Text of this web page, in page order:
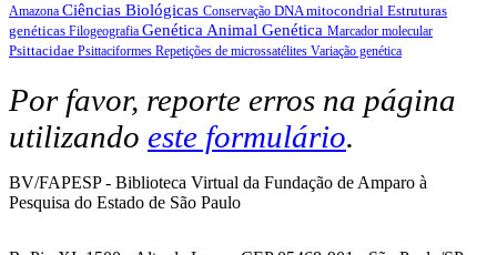
Amazona Ciências Biológicas Conservação DNA mitocondrial Estruturas
genéticas Filogeografia Genética Animal Genética Marcador molecular
Psittacidae Psittaciformes Repetições de microssatélites Variação genética
Por favor, reporte erros na página
utilizando este formulário.
BV/FAPESP - Biblioteca Virtual da Fundação de Amparo à
Pesquisa do Estado de São Paulo